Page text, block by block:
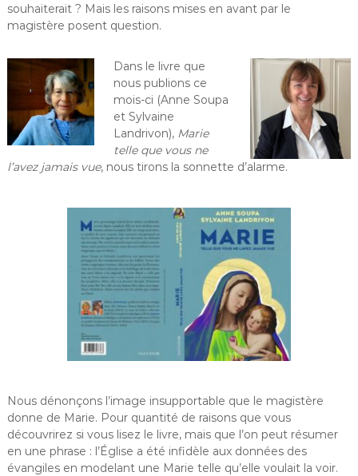
souhaiterait ? Mais les raisons mises en avant par le
magistère posent question.
Dans le livre que
nous publions ce
mois-ci (Anne Soupa
et Sylvaine
Landrivon), Marie
telle que vous ne
l’avez jamais vue, nous tirons la sonnette d’alarme.
Nous dénonçons l’image insupportable que le magistère
donne de Marie. Pour quantité de raisons que vous
découvrirez si vous lisez le livre, mais que l’on peut résumer
en une phrase : l’Église a été infidèle aux données des
évangiles en modelant une Marie telle qu’elle voulait la voir.